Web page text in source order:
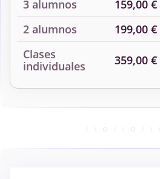
3 alumnos 159,00 €
2 alumnos
199,00 €
Clases
individuales
359,00 €